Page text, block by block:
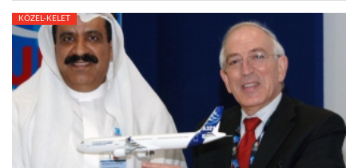
KÖZEL-KELET